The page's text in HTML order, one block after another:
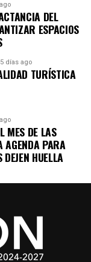
DEL
ESPACIOS
5 días ago
TURÍSTICA
MES DE LAS
AGENDA PARA
DEJEN HUELLA